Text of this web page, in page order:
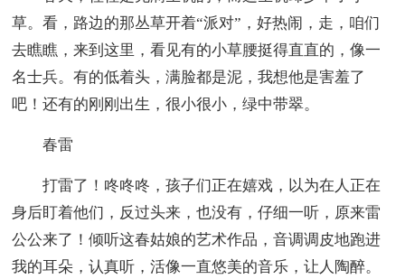
草。看，路边的那丛草开着“派对”，好热闹，走，咱们
去瞧瞧，来到这里，看见有的小草腰挺得直直的，像一
名士兵。有的低着头，满脸都是泥，我想他是害羞了
吧！还有的刚刚出生，很小很小，绿中带翠。
春雷
打雷了！咚咚咚，孩子们正在嬉戏，以为在人正在
身后盯着他们，反过头来，也没有，仔细一听，原来雷
公公来了！倾听这春姑娘的艺术作品，音调调皮地跑进
我的耳朵，认真听，活像一直悠美的音乐，让人陶醉。